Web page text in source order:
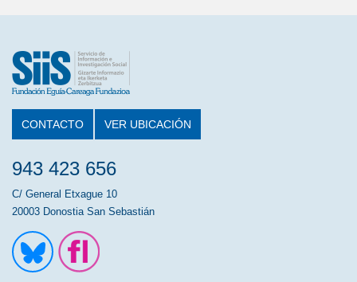
CONTACTO VER UBICACIÓN
943 423 656
C/ General Etxague 10
20003 Donostia San Sebastián